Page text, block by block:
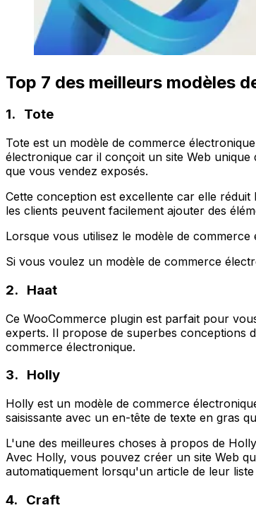
Top 7 des meilleurs modèles
1. Tote
Tote est un modèle de commerce
électronique car il conçoit un site Web
que vous vendez exposés.
Cette conception est excellente car elle
les clients peuvent facilement ajouter des
Lorsque vous utilisez le modèle de
Si vous voulez un modèle de commerce
2. Haat
Ce WooCommerce plugin est parfait pour
experts. Il propose de superbes conceptions
commerce électronique.
3. Holly
Holly est un modèle de commerce
saisissante avec un en-tête de texte en gras
L'une des meilleures choses à propos de
Avec Holly, vous pouvez créer un site Web
automatiquement lorsqu'un article de leur
4. Craft